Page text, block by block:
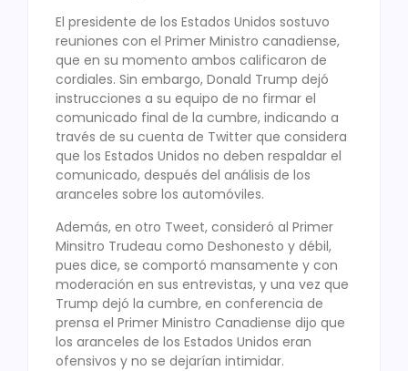
El presidente de los Estados Unidos sostuvo
reuniones con el Primer Ministro canadiense,
que en su momento ambos calificaron de
cordiales. Sin embargo, Donald Trump dejó
instrucciones a su equipo de no firmar el
comunicado final de la cumbre, indicando a
través de su cuenta de Twitter que considera
que los Estados Unidos no deben respaldar el
comunicado, después del análisis de los
aranceles sobre los automóviles.
Además, en otro Tweet, consideró al Primer
Minsitro Trudeau como Deshonesto y débil,
pues dice, se comportó mansamente y con
moderación en sus entrevistas, y una vez que
Trump dejó la cumbre, en conferencia de
prensa el Primer Ministro Canadiense dijo que
los aranceles de los Estados Unidos eran
ofensivos y no se dejarían intimidar.